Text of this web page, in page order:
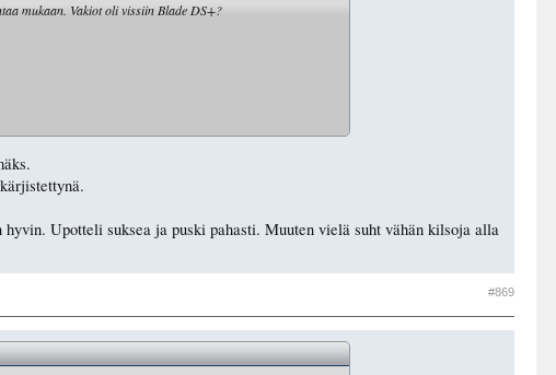
mukaan. Vakiot oli vissiin Blade DS+?
Upotteli suksea ja puski pahasti. Muuten vielä suht vähän kilsoja alla
#869